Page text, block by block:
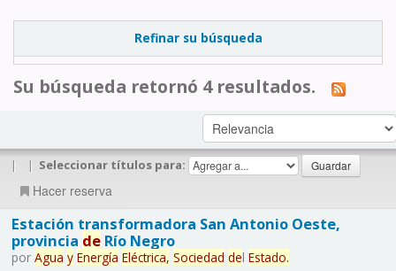
Refinar su búsqueda
Su búsqueda retornó 4 resultados.
| | Seleccionar títulos para:
Hacer reserva
Estación transformadora San Antonio Oeste,
provincia deRío Negro
por Agua y Energía Eléctrica, Sociedad del Estado.